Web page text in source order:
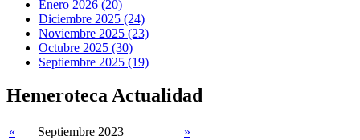
Enero 2026 (20)
Diciembre 2025 (24)
Noviembre 2025 (23)
Octubre 2025 (30)
Septiembre 2025 (19)
Hemeroteca Actualidad
« Septiembre 2023
»